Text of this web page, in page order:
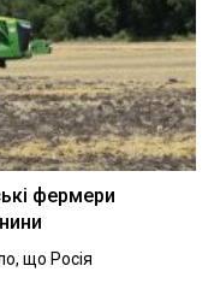
фермери
що Росія